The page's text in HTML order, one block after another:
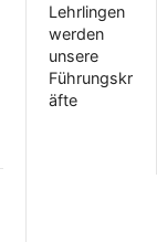
Lehrlingen
werden
unsere
Führungskr
äfte